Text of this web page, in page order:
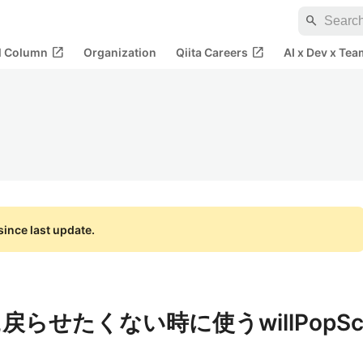
search
Column open_in_new Organization Qiita Careers open_in_new AI x Dev x
last update.
らせたくない時に使うwillPopSc